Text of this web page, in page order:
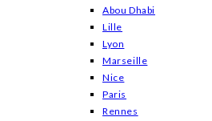
Abou Dhabi
Lille
Lyon
Marseille
Nice
Paris
Rennes